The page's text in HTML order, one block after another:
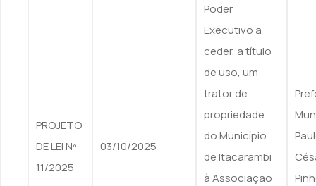
PROJETO
DE LEI Nº
11/2025
03/10/2025
Poder
Executivo a
ceder, a título
de uso, um
trator de
propriedade
do Município
de Itacarambi
à Associação